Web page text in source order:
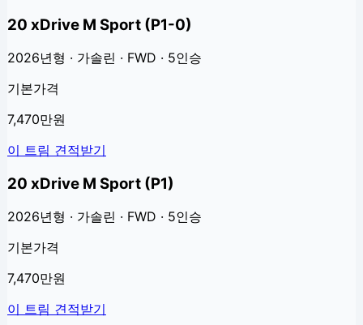
20 xDrive M Sport (P1-0)
2026년형 · 가솔린 · FWD · 5인승
기본가격
7,470만원
이 트림 견적받기
20 xDrive M Sport (P1)
2026년형 · 가솔린 · FWD · 5인승
기본가격
7,470만원
이 트림 견적받기